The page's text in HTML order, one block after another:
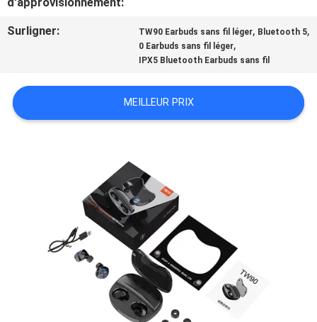
NOUS
CAS
PRIVACY
Surligner: TW90 Earbuds sans fil léger, Bluetooth 5,
0 Earbuds sans fil léger,
IPX5 Bluetooth Earbuds sans fil
MEILLEUR PRIX